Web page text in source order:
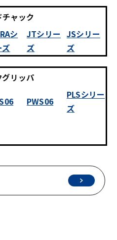
ャック
シ
ズ
JTシリー
ズ
JSシリー
ズ
グリッパ
PWS06
PLSシリー
ズ